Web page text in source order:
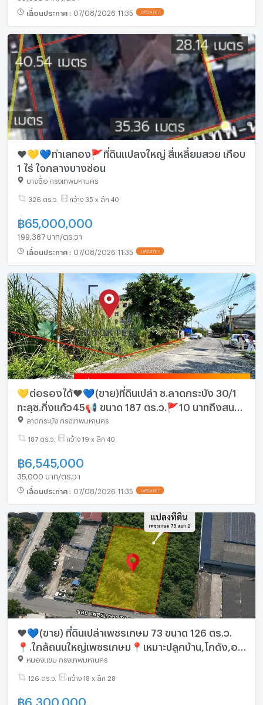
เลื่อนประกาศ : 07/08/2026 11:35 UPDATE !
❤️💛💙ทำเลทอง🚩ที่ดินแปลงใหญ่ สี่เหลี่ยมสวย เกือบ
1 ไร่ ใจกลางบางซ่อน
บางซื่อ กรุงเทพมหานคร
326 ตร.ว. กว้าง 35 x ลึก 40
฿65,000,000
199,387 บาท/ตร.วา
เลื่อนประกาศ : 07/08/2026 11:35 UPDATE !
💛ต่อรองได้❤️💙(ขาย)ที่ดินเปล่า ซ.ลาดกระบัง 30/1
ทะลุซ.กิ่งแก้ว45📢 ขนาด 187 ตร.ว.🚩10 นาทถึงสนาม
บินสุวรรณภูมิ ​🎄เพียง วาละ 35,000 บ.
ลาดกระบัง กรุงเทพมหานคร
187 ตร.ว. กว้าง 19 x ลึก 40
฿6,545,000
35,000 บาท/ตร.วา
เลื่อนประกาศ : 07/08/2026 11:35 UPDATE !
❤️💙(ขาย) ที่ดินเปล่าเพชรเกษม 73 ขนาด 126 ตร.ว.
📍.ใกล้ถนนใหญ่เพชรเกษม📍เหมาะปลูกบ้าน,โกดัง,อ
พาร์ทเม้นต์
หนองแขม กรุงเทพมหานคร
126 ตร.ว. กว้าง 18 x ลึก 28
฿6,300,000